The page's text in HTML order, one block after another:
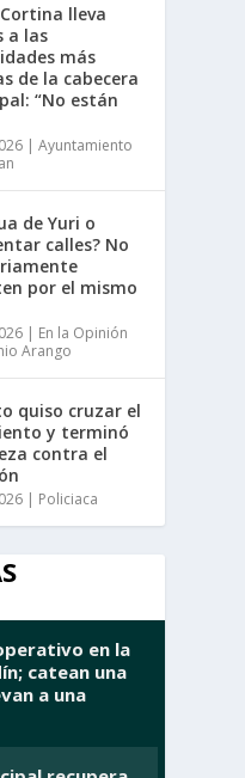
lleva
a las
más
de la cabecera
“No están
| Ayuntamiento
de Yuri o
calles? No
por el mismo
| En la Opinión
Arango
quiso cruzar el
y terminó
contra el
| Policiaca